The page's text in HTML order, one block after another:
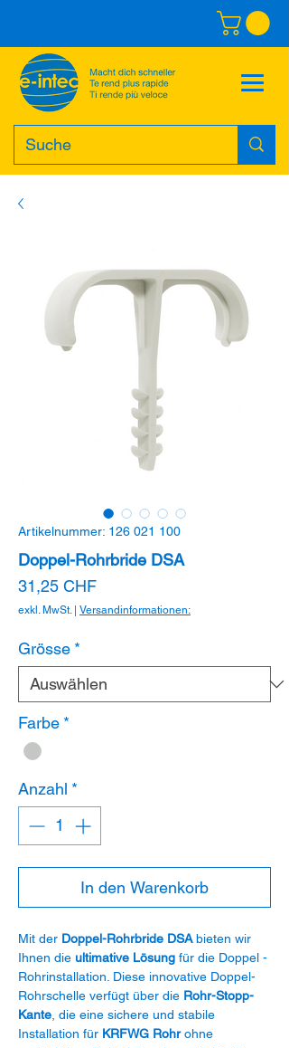
Artikelnummer: 126 021 100
Doppel-Rohrbride DSA
31,25 CHFPreis
exkl. MwSt. | Versandinformationen:
Grösse *
Farbe *
Anzahl *
In den Warenkorb
Mit der Doppel-Rohrbride DSAbieten wir
Ihnen die ultimative Lösung für die Doppel -
Rohrinstallation. Diese innovative Doppel-
Rohrschelle verfügt über die Rohr-Stopp-
Kante , die eine sichere und stabile
Installation für KRFWG Rohrohne